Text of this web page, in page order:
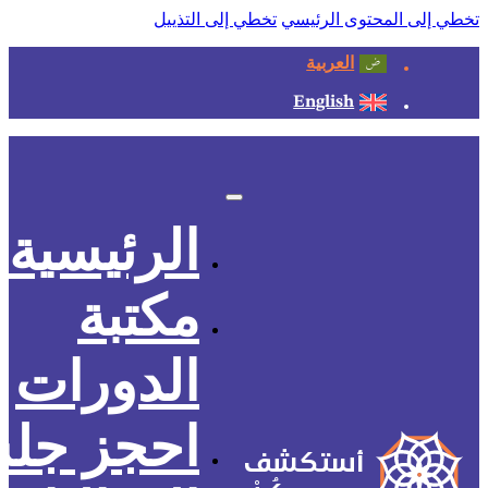
تخطي إلى المحتوى الرئيسي تخطي إلى التذييل
العربية
English
أستكشف
الرئيسية
مكتبة
الدورات
احجز